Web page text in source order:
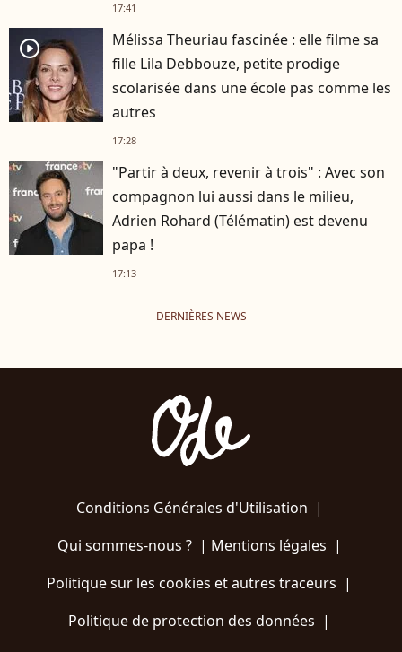
17:41
player2
Mélissa Theuriau fascinée : elle filme sa
fille Lila Debbouze, petite prodige
scolarisée dans une école pas comme les
autres
17:28
"Partir à deux, revenir à trois" : Avec son
compagnon lui aussi dans le milieu,
Adrien Rohard (Télématin) est devenu
papa !
17:13
DERNIÈRES NEWS
Conditions Générales d'Utilisation |
Qui sommes-nous ?| Mentions légales |
Politique sur les cookies et autres traceurs |
Politique de protection des données |